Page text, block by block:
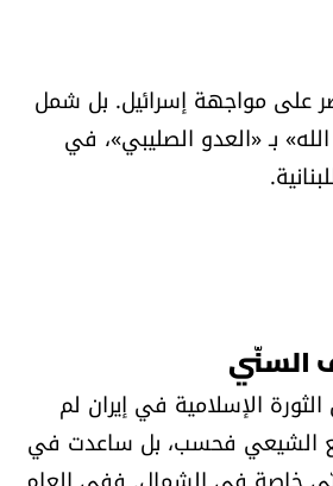
على مواجهة إسرائيل. بل شمل
بـ «العدو الصليبي»، في
السنّي
الإسلامية في إيران لم
الشيعي فحسب، بل ساعدت في